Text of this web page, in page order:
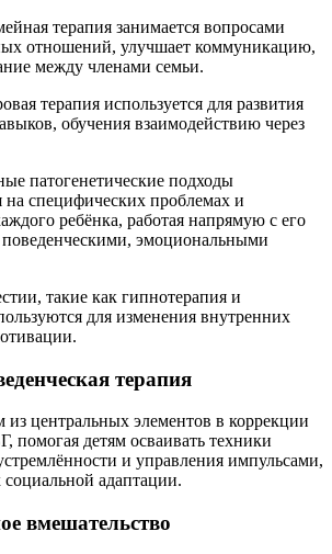
терапия занимается вопросами
отношений, улучшает коммуникацию,
между членами семьи.
терапия используется для развития
обучения взаимодействию через
патогенетические подходы
на специфических проблемах и
ребёнка, работая напрямую с его
эмоциональными
такие как гипнотерапия и
для изменения внутренних
терапия
центральных элементов в коррекции
помогая детям осваивать техники
и управления импульсами,
социальной адаптации.
вмешательство